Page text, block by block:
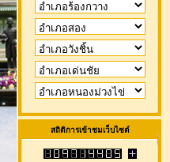
สถิติการเข้าชมเว็บไซต์